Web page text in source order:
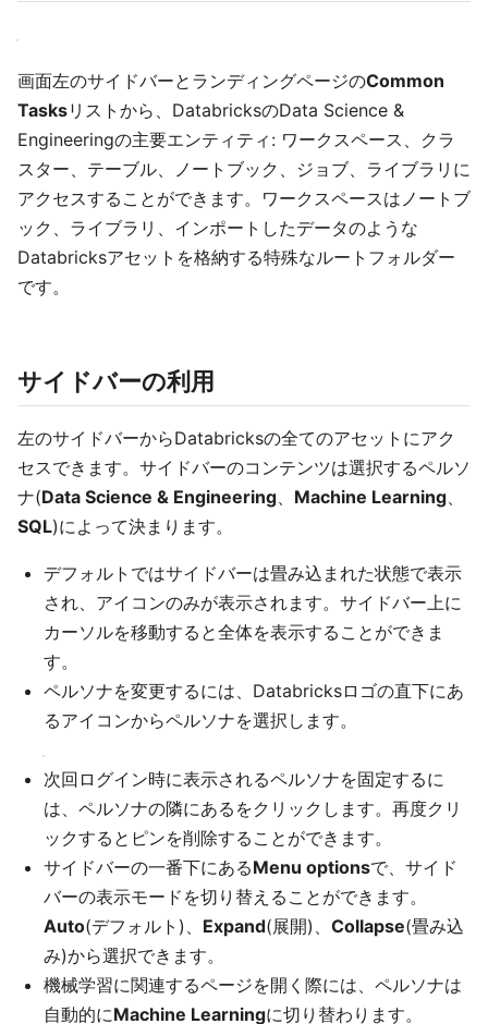
画面左のサイドバーとランディングページのCommon
Tasksリストから、DatabricksのData Science &
Engineeringの主要エンティティ: ワークスペース、クラ
スター、テーブル、ノートブック、ジョブ、ライブラリに
アクセスすることができます。ワークスペースはノートブ
ック、ライブラリ、インポートしたデータのような
Databricksアセットを格納する特殊なルートフォルダー
です。
サイドバーの利用
左のサイドバーからDatabricksの全てのアセットにアク
セスできます。サイドバーのコンテンツは選択するペルソ
ナ(Data Science & Engineering、 Machine Learning、
SQL)によって決まります。
デフォルトではサイドバーは畳み込まれた状態で表示
され、アイコンのみが表示されます。サイドバー上に
カーソルを移動すると全体を表示することができま
す。
ペルソナを変更するには、Databricksロゴの直下にあ
るアイコンからペルソナを選択します。
次回ログイン時に表示されるペルソナを固定するに
は、ペルソナの隣にあるをクリックします。再度クリ
ックするとピンを削除することができます。
サイドバーの一番下にあるMenu optionsで、サイド
バーの表示モードを切り替えることができます。
Auto(デフォルト)、 Expand(展開)、 Collapse(畳み込
み)から選択できます。
機械学習に関連するページを開く際には、ペルソナは
自動的にMachine Learningに切り替わります。